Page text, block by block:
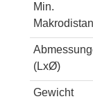
Min.
(LxØ)
Gewicht